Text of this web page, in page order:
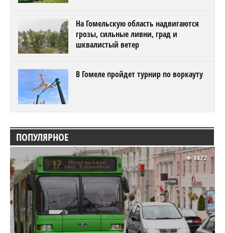
На Гомельскую область надвигаются
грозы, сильные ливни, град и
шквалистый ветер
В Гомеле пройдет турнир по воркауту
ПОПУЛЯРНОЕ
1472